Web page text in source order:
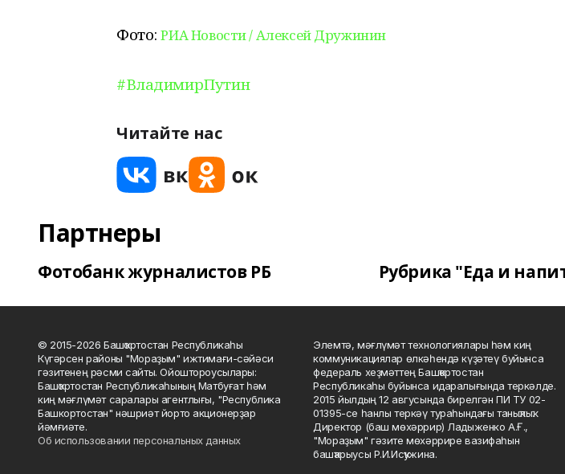
Фото:РИА Новости / Алексей Дружинин
#ВладимирПутин
Читайте нас
Партнеры
Фотобанк журналистов РБ Рубрика "Еда и
© 2015-2026 Башҡортостан Республикаһы
Күгәрсен районы "Мораҙым" ижтимағи-сәйәси
гәзитенең рәсми сайты. Ойоштороусылары:
Башҡортостан Республикаһының Матбуғат һәм
киң мәғлүмәт саралары агентлығы, "Республика
Башкортостан" нәшриәт йорто акционерҙар
йәмғиәте.
Об использовании персональных данных
Элемтә, мәғлүмәт технологиялары һәм киң
коммуникациялар өлкәһендә күҙәтеү буйынса
федераль хеҙмәттең Башҡортостан
Республикаһы буйынса идаралығында теркәлде.
2015 йылдың 12 авгусында бирелгән ПИ ТУ 02-
01395-се һанлы теркәү тураһындағы таныҡлыҡ.
Директор (баш мөхәррир) Ладыженко А.Ғ.,
"Мораҙым" гәзите мөхәррире вазифаһын
башҡарыусы Р.И.Исҡужина.